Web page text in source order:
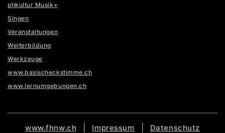
phkultur Musik+
Singen
Veranstaltungen
Weiterbildung
Werkzeuge
www.basischeckstimme.ch
www.lernumgebungen.ch
www.fhnw.ch Impressum Datenschutz